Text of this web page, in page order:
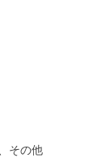
その他